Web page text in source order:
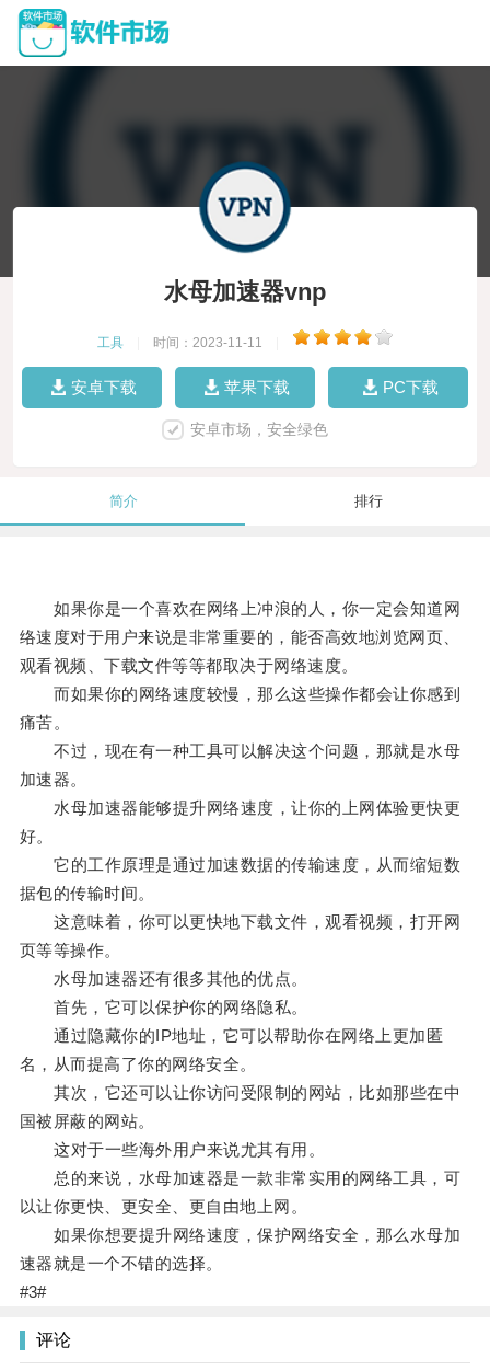
水母加速器vnp
工具 时间：2023-11-11
安卓下载 苹果下载 PC下载
安卓市场，安全绿色
简介 排行
如果你是一个喜欢在网络上冲浪的人，你一定会知道网
络速度对于用户来说是非常重要的，能否高效地浏览网页、
观看视频、下载文件等等都取决于网络速度。
而如果你的网络速度较慢，那么这些操作都会让你感到
痛苦。
不过，现在有一种工具可以解决这个问题，那就是水母
加速器。
水母加速器能够提升网络速度，让你的上网体验更快更
好。
它的工作原理是通过加速数据的传输速度，从而缩短数
据包的传输时间。
这意味着，你可以更快地下载文件，观看视频，打开网
页等等操作。
水母加速器还有很多其他的优点。
首先，它可以保护你的网络隐私。
通过隐藏你的IP地址，它可以帮助你在网络上更加匿
名，从而提高了你的网络安全。
其次，它还可以让你访问受限制的网站，比如那些在中
国被屏蔽的网站。
这对于一些海外用户来说尤其有用。
总的来说，水母加速器是一款非常实用的网络工具，可
以让你更快、更安全、更自由地上网。
如果你想要提升网络速度，保护网络安全，那么水母加
速器就是一个不错的选择。
#3#
评论